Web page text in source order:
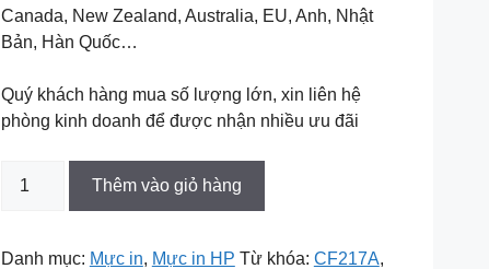
Canada, New Zealand, Australia, EU, Anh, Nhật
Bản, Hàn Quốc…
Quý khách hàng mua số lượng lớn, xin liên hệ
phòng kinh doanh để được nhận nhiều ưu đãi
Ink
Thêm vào giỏ hàng
Danh mục: Mực in, Mực in HP Từ khóa: CF217A,